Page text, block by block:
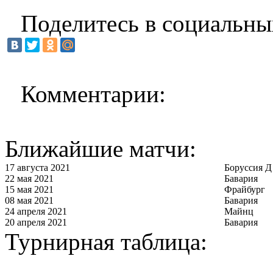
Поделитесь в
Комментарии:
Ближайшие матчи:
17 августа 2021
Боруссия Д
22 мая 2021
Бавария
15 мая 2021
Фрайбург
08 мая 2021
Бавария
24 апреля 2021
Майнц
20 апреля 2021
Бавария
Турнирная таблица: